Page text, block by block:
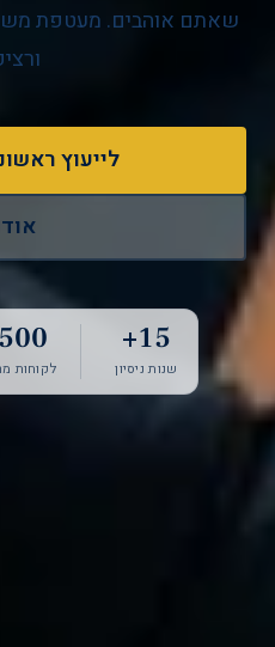
שאתם אוהבים. מעטפת
לייעוץ
15+
שנות ניסיון
500+
לקוחות